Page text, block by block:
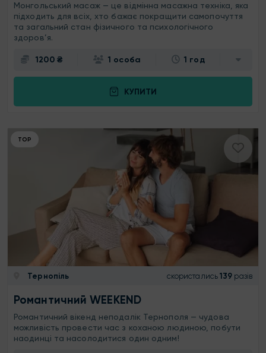
Монгольський масаж — це відмінна масажна техніка, яка
підходить для всіх, хто бажає покращити самопочуття
та загальний стан фізичного та психологічного
здоров’я.
1200 ₴ 1 особа 1 год
КУПИТИ
ТОР
Тернопіль скористались 139 разів
Романтичний WEEKEND
Романтичний вікенд неподалік Тернополя — чудова
можливість провести час з коханою людиною, побути
наодинці та насолодитися один одним!